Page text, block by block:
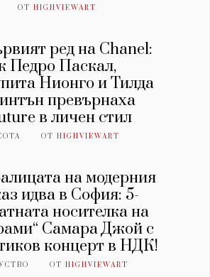
ОТHIGHVIEWART
ред на Chanel:
Педро Паскал,
Нионго и Тилда
превърнаха
в личен стил
ОТHIGHVIEWART
на модерния
идва в София: 5-
носителка на
Самара Джой с
концерт в НДК!
ОТHIGHVIEWART